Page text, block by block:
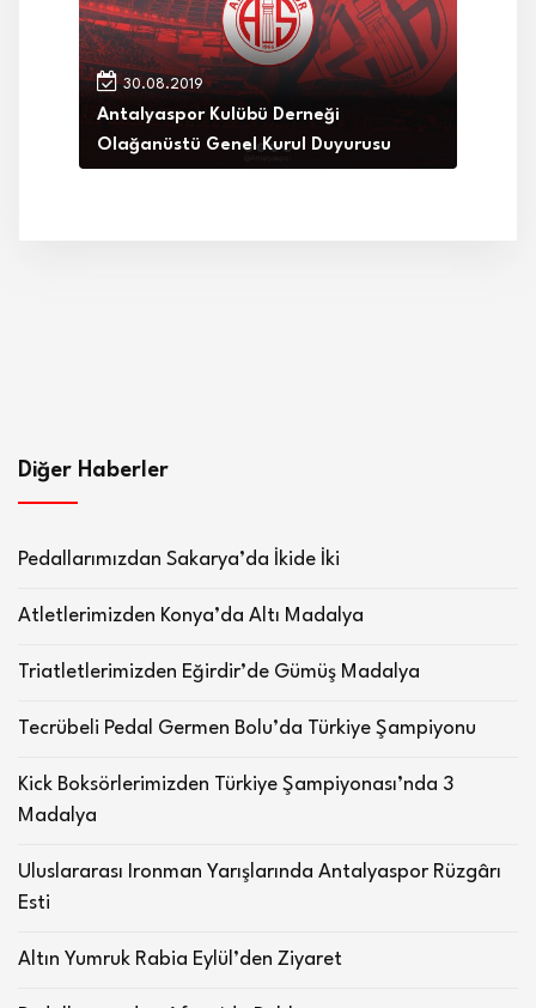
30.08.2019
Antalyaspor Kulübü Derneği
Olağanüstü Genel Kurul Duyurusu
Diğer Haberler
Pedallarımızdan Sakarya’da İkide İki
Atletlerimizden Konya’da Altı Madalya
Triatletlerimizden Eğirdir’de Gümüş Madalya
Tecrübeli Pedal Germen Bolu’da Türkiye Şampiyonu
Kick Boksörlerimizden Türkiye Şampiyonası’nda 3
Madalya
Uluslararası Ironman Yarışlarında Antalyaspor Rüzgârı
Esti
Altın Yumruk Rabia Eylül’den Ziyaret